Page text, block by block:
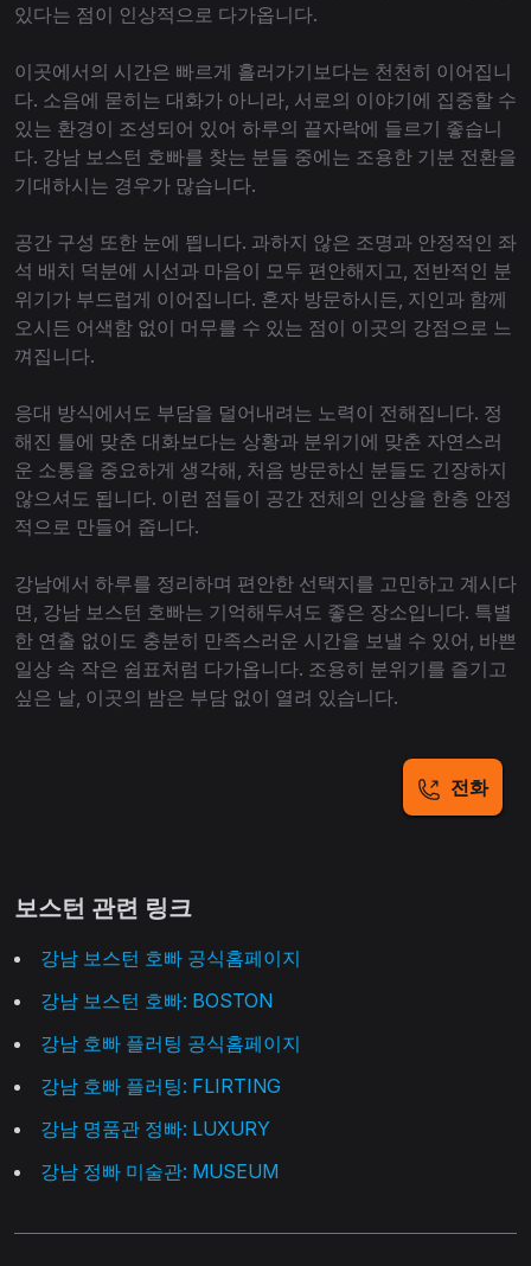
있다는 점이 인상적으로 다가옵니다.
이곳에서의 시간은 빠르게 흘러가기보다는 천천히 이어집니
다. 소음에 묻히는 대화가 아니라, 서로의 이야기에 집중할 수
있는 환경이 조성되어 있어 하루의 끝자락에 들르기 좋습니
다. 강남 보스턴 호빠를 찾는 분들 중에는 조용한 기분 전환을
기대하시는 경우가 많습니다.
공간 구성 또한 눈에 띕니다. 과하지 않은 조명과 안정적인 좌
석 배치 덕분에 시선과 마음이 모두 편안해지고, 전반적인 분
위기가 부드럽게 이어집니다. 혼자 방문하시든, 지인과 함께
오시든 어색함 없이 머무를 수 있는 점이 이곳의 강점으로 느
껴집니다.
응대 방식에서도 부담을 덜어내려는 노력이 전해집니다. 정
해진 틀에 맞춘 대화보다는 상황과 분위기에 맞춘 자연스러
운 소통을 중요하게 생각해, 처음 방문하신 분들도 긴장하지
않으셔도 됩니다. 이런 점들이 공간 전체의 인상을 한층 안정
적으로 만들어 줍니다.
강남에서 하루를 정리하며 편안한 선택지를 고민하고 계시다
면, 강남 보스턴 호빠는 기억해두셔도 좋은 장소입니다. 특별
한 연출 없이도 충분히 만족스러운 시간을 보낼 수 있어, 바쁜
일상 속 작은 쉼표처럼 다가옵니다. 조용히 분위기를 즐기고
싶은 날, 이곳의 밤은 부담 없이 열려 있습니다.
전화
보스턴 관련 링크
강남 보스턴 호빠 공식홈페이지
강남 보스턴 호빠: BOSTON
강남 호빠 플러팅 공식홈페이지
강남 호빠 플러팅: FLIRTING
강남 명품관 정빠: LUXURY
강남 정빠 미술관: MUSEUM